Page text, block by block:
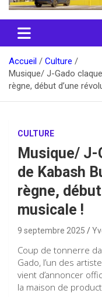
Accueil
Culture
Musique/ J-Gado
règne, début d’une
CULTURE
Musique/ J-
de Kabash
règne,
musicale !
9 septembre 2025
Coup de tonnerre
Gado, l’un des
vient d’annoncer
la maison de